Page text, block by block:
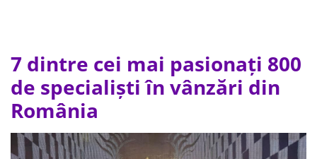
7 dintre cei mai pasionați 800
de specialiști în vânzări din
România